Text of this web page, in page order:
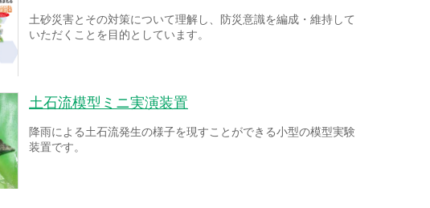
土砂災害とその対策について理解し、防災意識を編成・維持して
いただくことを目的としています。
土石流模型ミニ実演装置
降雨による土石流発生の様子を現すことができる小型の模型実験
装置です。